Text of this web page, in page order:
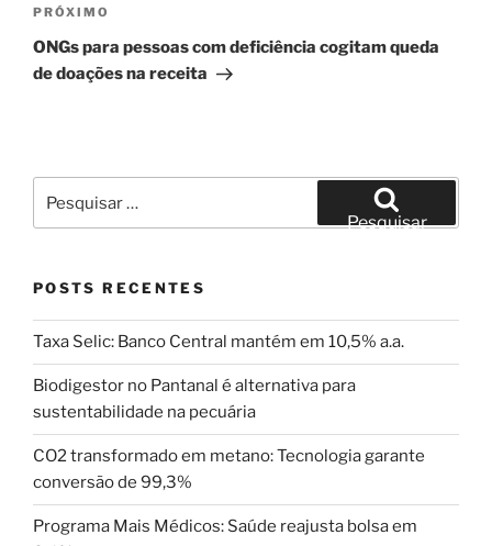
Próximo
post
PRÓXIMO
ONGs para pessoas com deficiência cogitam queda
de doações na receita
por:
Pesquisar
POSTS RECENTES
Taxa Selic: Banco Central mantém em 10,5% a.a.
Biodigestor no Pantanal é alternativa para
sustentabilidade na pecuária
CO2 transformado em metano: Tecnologia garante
conversão de 99,3%
Programa Mais Médicos: Saúde reajusta bolsa em